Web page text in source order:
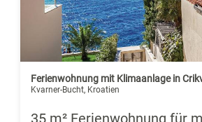
Ferienwohnung mit Klimaanlage in
Kvarner-Bucht, Kroatien
35 m² Ferienwohnung für